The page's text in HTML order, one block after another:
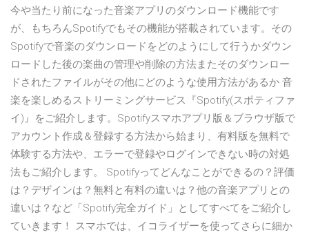
今や当たり前になった音楽アプリのダウンロード機能です
が、もちろんSpotifyでもその機能が搭載されています。その
Spotifyで音楽のダウンロードをどのようにして行うかダウン
ロードした後の楽曲の管理や削除の方法またそのダウンロー
ドされたファイルがその他にどのような使用方法があるか 音
楽を楽しめるストリーミングサービス『Spotify(スポティファ
イ)』をご紹介します。Spotifyスマホアプリ版＆ブラウザ版で
アカウント作成＆登録する方法から始まり、有料版を無料で
体験する方法や、エラーで登録やログインできない時の対処
法もご紹介します。 Spotifyってどんなことができるの？評価
は？デザインは？無料と有料の違いは？他の音楽アプリとの
違いは？など「Spotify完全ガイド」としてすべてをご紹介し
ていきます！ スマホでは、イコライザーを使ってさらに細か